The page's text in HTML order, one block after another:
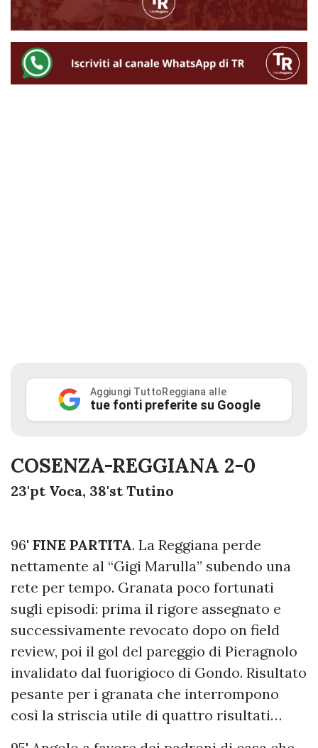
Aggiungi TuttoReggiana alle
tue fonti preferite su Google
COSENZA-REGGIANA 2-0
23'pt Voca, 38'st Tutino
96' FINE PARTITA. La Reggiana perde
nettamente al “Gigi Marulla” subendo una
rete per tempo. Granata poco fortunati
sugli episodi: prima il rigore assegnato e
successivamente revocato dopo on field
review, poi il gol del pareggio di Pieragnolo
invalidato dal fuorigioco di Gondo. Risultato
pesante per i granata che interrompono
così la striscia utile di quattro risultati…